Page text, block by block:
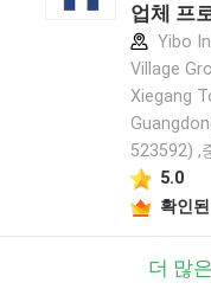
업체 프
Yibo
Village
Xiegang
523592) ,
5.0
확인
더 많